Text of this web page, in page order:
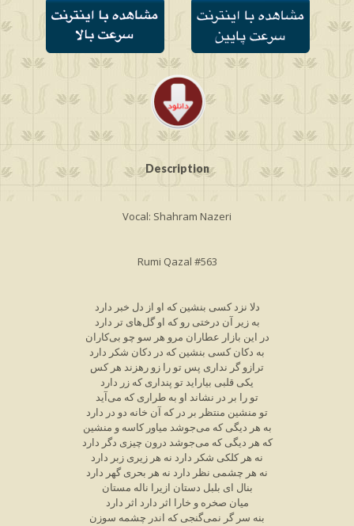
Description
Vocal: Shahram Nazeri
Rumi Qazal #563
دلا نزد کسی بنشین که او از دل خبر دارد
به زیر آن درختی رو که او گل‌های تر دارد
در این بازار عطاران مرو هر سو چو بی‌کاران
به دکان کسی بنشین که در دکان شکر دارد
ترازو گر نداری پس تو را زو رهزند هر کس
یکی قلبی بیاراید تو پنداری که زر دارد
تو را بر در نشاند او به طراری که می‌آید
تو منشین منتظر بر در که آن خانه دو در دارد
به هر دیگی که می‌جوشد میاور کاسه و منشین
که هر دیگی که می‌جوشد درون چیزی دگر دارد
نه هر کلکی شکر دارد نه هر زیری زبر دارد
نه هر چشمی نظر دارد نه هر بحری گهر دارد
بنال ای بلبل دستان ازیرا ناله مستان
میان صخره و خارا اثر دارد اثر دارد
بنه سر گر نمی‌گنجی که اندر چشمه سوزن